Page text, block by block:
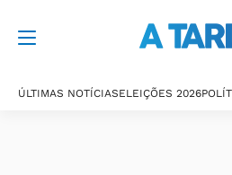
ÚLTIMAS NOTÍCIASELEIÇÕES 2026